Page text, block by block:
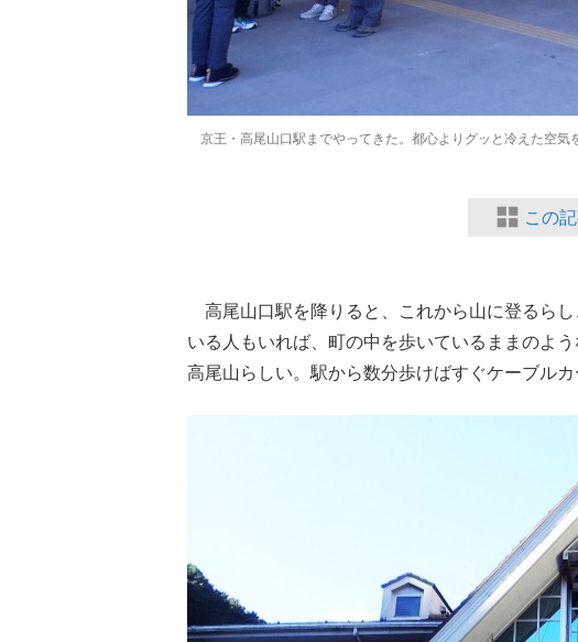
京王・高尾山口駅までやってきた。都心よりグッと冷えた空気
この
高尾山口駅を降りると、これから山に登るら
いる人もいれば、町の中を歩いているままのよ
高尾山らしい。駅から数分歩けばすぐケーブルカ